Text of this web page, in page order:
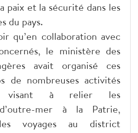
paix et la sécurité dans les
du pays.
qu’en collaboration avec
le ministère des
avait organisé ces
de nombreuses activités
visant à relier les
mer à la Patrie,
voyages au district